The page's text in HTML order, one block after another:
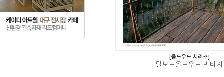
[올드우드 시리즈]
밀보드올드우드 빈티지